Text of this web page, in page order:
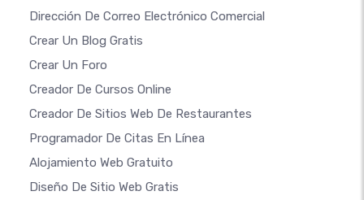
Dirección De Correo Electrónico Comercial
Crear Un Blog Gratis
Crear Un Foro
Creador De Cursos Online
Creador De Sitios Web De Restaurantes
Programador De Citas En Línea
Alojamiento Web Gratuito
Diseño De Sitio Web Gratis